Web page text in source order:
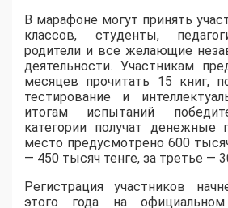
В марафоне могут принять
классов, студенты,
родители и все желающие
деятельности. Участникам
месяцев прочитать 15 книг,
тестирование и
итогам испытаний
категории получат денежные
место предусмотрено 600
— 450 тысяч тенге, за третье —
Регистрация участников
этого года на